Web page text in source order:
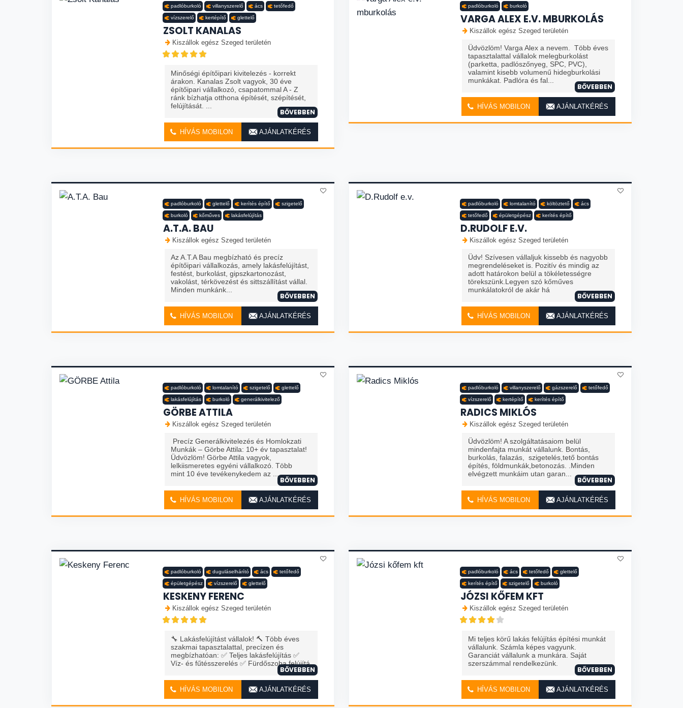
padlóburkoló villanyszerelő ács tetőfedő
vízszerelő kertépítő glettelő
ZSOLT KANALAS
Kiszállok egész Szeged területén
Minőségi építőipari kivitelezés - korrekt
árakon. Kanalas Zsolt vagyok, 30 éve
építőipari vállalkozó, csapatommal A - Z
ránk bízhatja otthona építését, szépítését,
felújítását. ...
BŐVEBBEN
HÍVÁS MOBILON AJÁNLATKÉRÉS
padlóburkoló burkoló
VARGA ALEX E.V. MBURKOLÁS
Kiszállok egész Szeged területén
Üdvözlöm! Varga Alex a nevem. Több éves
tapasztalattal vállalok melegburkolást
(parketta, padlószőnyeg, SPC, PVC),
valamint kisebb volumenű hidegburkolási
munkákat. Padlóra és fal...
BŐVEBBEN
HÍVÁS MOBILON AJÁNLATKÉRÉS
padlóburkoló glettelő kerítés építő szigetelő
burkoló kőműves lakásfelújítás
A.T.A. BAU
Kiszállok egész Szeged területén
Az A.T.A Bau megbízható és precíz
építőipari vállalkozás, amely lakásfelújítást,
festést, burkolást, gipszkartonozást,
vakolást, térkövezést és sittszállítást vállal.
Minden munkánk...
BŐVEBBEN
HÍVÁS MOBILON AJÁNLATKÉRÉS
padlóburkoló lomtalanító költöztető ács
tetőfedő épületgépész kerítés építő
D.RUDOLF E.V.
Kiszállok egész Szeged területén
Üdv! Szívesen vállaljuk kissebb és nagyobb
megrendeléseket is. Pozitív és mindig az
adott határokon belül a tökéletességre
törekszünk.Legyen szó kőműves
munkálatokról de akár há
BŐVEBBEN
HÍVÁS MOBILON AJÁNLATKÉRÉS
padlóburkoló lomtalanító szigetelő glettelő
lakásfelújítás burkoló generálkivitelező
GÖRBE ATTILA
Kiszállok egész Szeged területén
Precíz Generálkivitelezés és Homlokzati
Munkák – Görbe Attila: 10+ év tapasztalat!
Üdvözlöm! Görbe Attila vagyok,
lelkiismeretes egyéni vállalkozó. Több
mint 10 éve tevékenykedem az ...
BŐVEBBEN
HÍVÁS MOBILON AJÁNLATKÉRÉS
padlóburkoló villanyszerelő gázszerelő tetőfedő
vízszerelő kertépítő kerítés építő
RADICS MIKLÓS
Kiszállok egész Szeged területén
Üdvözlöm! A szolgáltatásaiom belül
mindenfajta munkát vállalunk. Bontás,
burkolás, falazás, szigetelés,tető bontás
építés, földmunkák,betonozás. .Minden
elvégzett munkáim utan garan...
BŐVEBBEN
HÍVÁS MOBILON AJÁNLATKÉRÉS
padlóburkoló duguláselhárító ács tetőfedő
épületgépész vízszerelő glettelő
KESKENY FERENC
Kiszállok egész Szeged területén
🔧 Lakásfelújítást vállalok! 🔨 Több éves
szakmai tapasztalattal, precízen és
megbízhatóan: ✅ Teljes lakásfelújítás ✅
Víz- és fűtésszerelés ✅ Fürdőszoba felújítá
BŐVEBBEN
HÍVÁS MOBILON AJÁNLATKÉRÉS
padlóburkoló ács tetőfedő glettelő
kerítés építő szigetelő burkoló
JÓZSI KŐFEM KFT
Kiszállok egész Szeged területén
Mi teljes körű lakás felújítás építési munkát
vállalunk. Számla képes vagyunk.
Garanciát vállalunk a munkára. Saját
szerszámmal rendelkezünk.
BŐVEBBEN
HÍVÁS MOBILON AJÁNLATKÉRÉS